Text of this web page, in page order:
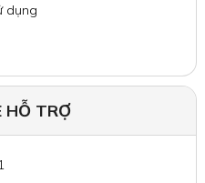
dụng
HỖ TRỢ